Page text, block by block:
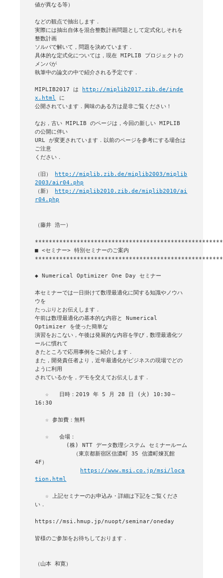
値が異なる等）
などの観点で抽出します．
実際には抽出自体を混合整数計画問題として定式化しそれを
整数計画
ソルバで解いて，問題を決めています．
具体的な定式化については，現在 MIPLIB プロジェクトの
メンバが
執筆中の論文の中で紹介される予定です．
MIPLIB2017 は
http://miplib2017.zib.de/inde
x.html
に
公開されています．興味のある方は是非ご覧ください！
なお，古い MIPLIB のページは，今回の新しい MIPLIB
の公開に伴い
URL が変更されています．以前のページを参考にする場合は
ご注意
ください．
（旧）
http://miplib.zib.de/miplib2003/miplib
2003/air04.php
（新）
http://miplib2010.zib.de/miplib2010/ai
r04.php
（藤井 浩一）
■ <セミナー> 特別セミナーのご案内
◆ Numerical Optimizer One Day セミナー
本セミナーでは一日掛けて数理最適化に関する知識やノウハ
ウを
たっぷりとお伝えします．
午前は数理最適化の基本的な内容と Numerical
Optimizer を使った簡単な
演習をおこない，午後は発展的な内容を学び，数理最適化ツ
ールに慣れて
きたところで応用事例をご紹介します．
また，開発責任者より，近年最適化がビジネスの現場でどの
ように利用
されているかを，デモを交えてお伝えします．
   ☆   日時：2019 年 5 月 28 日 (火) 10:30～
16:30
   ☆ 参加費：無料
   ☆   会場：
4F）
https://www.msi.co.jp/msi/loca
tion.html
   ☆ 上記セミナーのお申込み・詳細は下記をご覧くださ
い．
https://msi.hmup.jp/nuopt/seminar/oneday
皆様のご参加をお待ちしております．
（山本 和寛）